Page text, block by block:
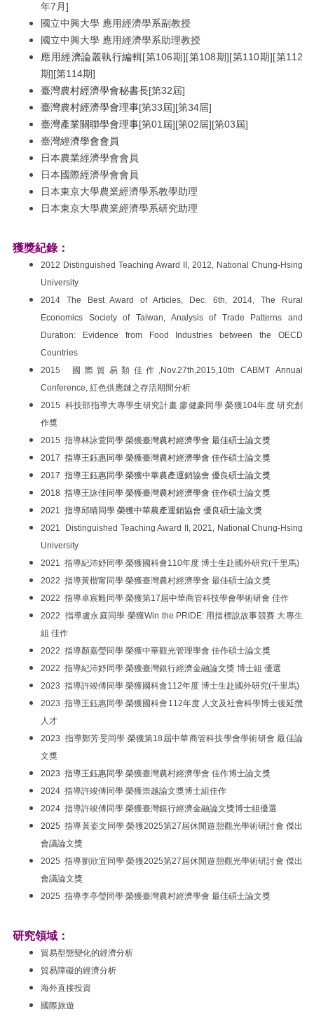
年7月]
國立中興大學 應用經濟學系副教授
國立中興大學 應用經濟學系助理教授
應用經濟論叢執行編輯[第106期][第108期][第110期][第112
期][第114期]
臺灣農村經濟學會秘書長[第32屆]
臺灣農村經濟學會理事[第33屆][第34屆]
臺灣產業關聯學會理事[第01屆][第02屆][第03屆]
臺灣經濟學會會員
日本農業經濟學會會員
日本國際經濟學會會員
日本東京大學農業經濟學系教學助理
日本東京大學農業經濟學系研究助理
獲獎紀錄：
2012 Distinguished Teaching Award II, 2012, National Chung-Hsing
University
2014 The Best Award of Articles, Dec. 6th, 2014, The Rural
Economics Society of Taiwan, Analysis of Trade Patterns and
Duration: Evidence from Food Industries between the OECD
Countries
2015 國際貿易類佳作,Nov.27th,2015,10th CABMT Annual
Conference, 紅色供應鏈之存活期間分析
2015 科技部指導大專學生研究計畫 廖健豪同學 榮獲104年度 研究創
作獎
2015 指導林詠萱同學 榮獲臺灣農村經濟學會 最佳碩士論文獎
2017 指導王鈺惠同學 榮獲臺灣農村經濟學會 佳作碩士論文獎
2017 指導王鈺惠同學 榮獲中華農產運銷協會 優良碩士論文獎
2018 指導王詠佳同學 榮獲臺灣農村經濟學會 佳作碩士論文獎
2021 指導邱晴同學 榮獲中華農產運銷協會 優良碩士論文獎
2021 Distinguished Teaching Award II, 2021, National Chung-Hsing
University
2021 指導紀沛妤同學 榮獲國科會110年度 博士生赴國外研究(千里馬)
2022 指導黃楷甯同學 榮獲臺灣農村經濟學會 最佳碩士論文獎
2022 指導卓宸毅同學 榮獲第17屆中華商管科技學會學術研會 佳作
2022 指導盧永庭同學 榮獲Win the PRIDE: 用指標說故事競賽 大專生
組 佳作
2022 指導顏嘉瑩同學 榮獲中華觀光管理學會 佳作碩士論文獎
2022 指導紀沛妤同學 榮獲臺灣銀行經濟金融論文獎 博士組 優選
2023 指導許竣傅同學 榮獲國科會112年度 博士生赴國外研究(千里馬)
2023 指導王鈺惠同學 榮獲國科會112年度 人文及社會科學博士後延攬
人才
2023 指導鄭芳旻同學 榮獲第18屆中華商管科技學會學術研會 最佳論
文獎
2023 指導王鈺惠同學 榮獲臺灣農村經濟學會 佳作博士論文獎
2024 指導許竣傅同學 榮獲崇越論文獎博士組佳作
2024 指導許竣傅同學 榮獲臺灣銀行經濟金融論文獎博士組優選
2025指導黃姿文同學 榮獲2025第27屆休閒遊憩觀光學術研討會 傑出
會議論文獎
2025指導劉欣宜同學 榮獲2025第27屆休閒遊憩觀光學術研討會 傑出
會議論文獎
2025 指導李亭瑩同學 榮獲臺灣農村經濟學會 最佳碩士論文獎
研究領域：
貿易型態變化的經濟分析
貿易障礙的經濟分析
海外直接投資
國際旅遊